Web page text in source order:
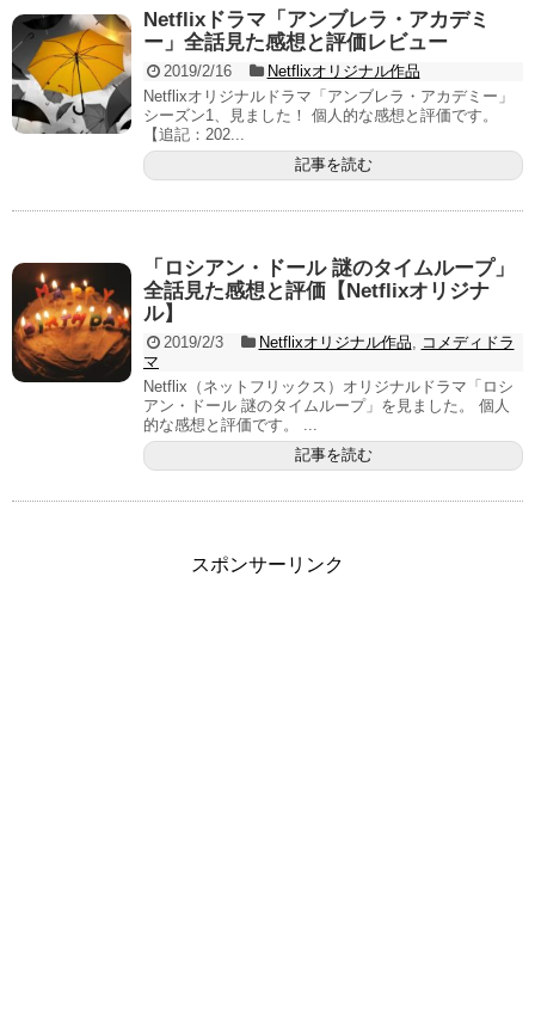
Netflixドラマ「アンブレラ・アカデミ
ー」全話見た感想と評価レビュー
2019/2/16
Netflixオリジナル作品
Netflixオリジナルドラマ「アンブレラ・アカデミー」
シーズン1、見ました！ 個人的な感想と評価です。
【追記：202...
記事を読む
「ロシアン・ドール 謎のタイムループ」
全話見た感想と評価【Netflixオリジナ
ル】
2019/2/3 Netflixオリジナル作品, コメディドラ
マ
Netflix（ネットフリックス）オリジナルドラマ「ロシ
アン・ドール 謎のタイムループ」を見ました。 個人
的な感想と評価です。 ...
記事を読む
スポンサーリンク